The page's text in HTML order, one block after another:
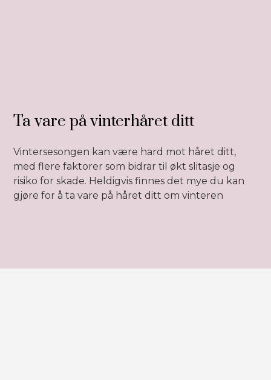
Ta vare på vinterhåret ditt
Vintersesongen kan være hard mot håret ditt,
med flere faktorer som bidrar til økt slitasje og
risiko for skade. Heldigvis finnes det mye du kan
gjøre for å ta vare på håret ditt om vinteren